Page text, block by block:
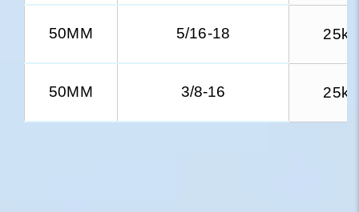
50MM 5/16-18
50MM 3/8-16